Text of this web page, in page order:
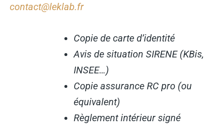
contact@leklab.fr
Copie de carte d’identité
Avis de situation SIRENE (KBis,
INSEE…)
Copie assurance RC pro (ou
équivalent)
Règlement intérieur signé